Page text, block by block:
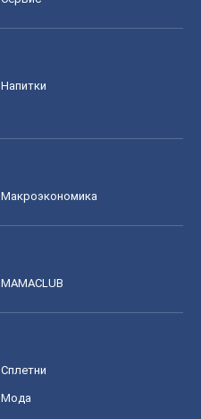
Напитки
Mакроэкономика
MAMACLUB
Сплетни
Мода